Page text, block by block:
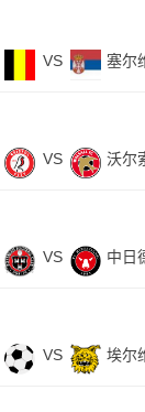
VS 塞尔
VS 沃尔
VS 中日
VS 埃尔